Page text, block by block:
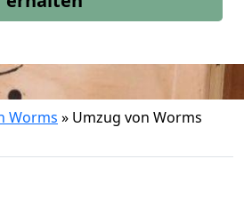
Worms » Umzug von Worms